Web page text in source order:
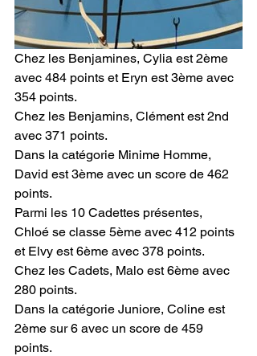
Chez les Benjamines, Cylia est 2ème
avec 484 points et Eryn est 3ème avec
354 points.
Chez les Benjamins, Clément est 2nd
avec 371 points.
Dans la catégorie Minime Homme,
David est 3ème avec un score de 462
points.
Parmi les 10 Cadettes présentes,
Chloé se classe 5ème avec 412 points
et Elvy est 6ème avec 378 points.
Chez les Cadets, Malo est 6ème avec
280 points.
Dans la catégorie Juniore, Coline est
2ème sur 6 avec un score de 459
points.